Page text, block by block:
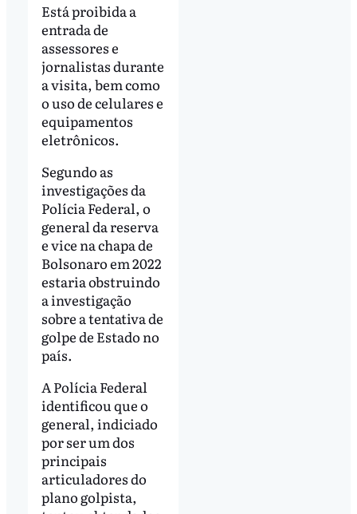
Está proibida a
entrada de
assessores e
jornalistas durante
a visita, bem como
o uso de celulares e
equipamentos
eletrônicos.
Segundo as
investigações da
Polícia Federal, o
general da reserva
e vice na chapa de
Bolsonaro em 2022
estaria obstruindo
a investigação
sobre a tentativa de
golpe de Estado no
país.
A Polícia Federal
identificou que o
general, indiciado
por ser um dos
principais
articuladores do
plano golpista,